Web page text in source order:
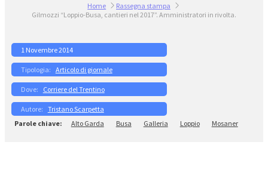
Home
Rassegna stampa
Gilmozzi “Loppio-Busa, cantieri nel 2017”. Amministratori in rivolta.
1 Novembre 2014
Articolo di giornale
Corriere del Trentino
Tristano Scarpetta
Alto Garda
Busa Galleria Loppio Mosaner